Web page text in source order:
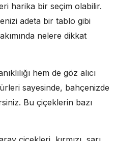
harika bir seçim olabilir.
adeta bir tablo gibi
nelere dikkat
hem de göz alıcı
sayesinde, bahçenizde
Bu çiçeklerin bazı